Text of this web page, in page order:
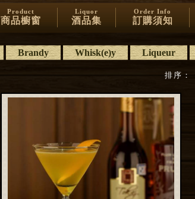
Product
商品櫥窗
Liquor
酒品集
Order Info
訂購須知
Brandy Whisk(e)y Liqueur
排序：